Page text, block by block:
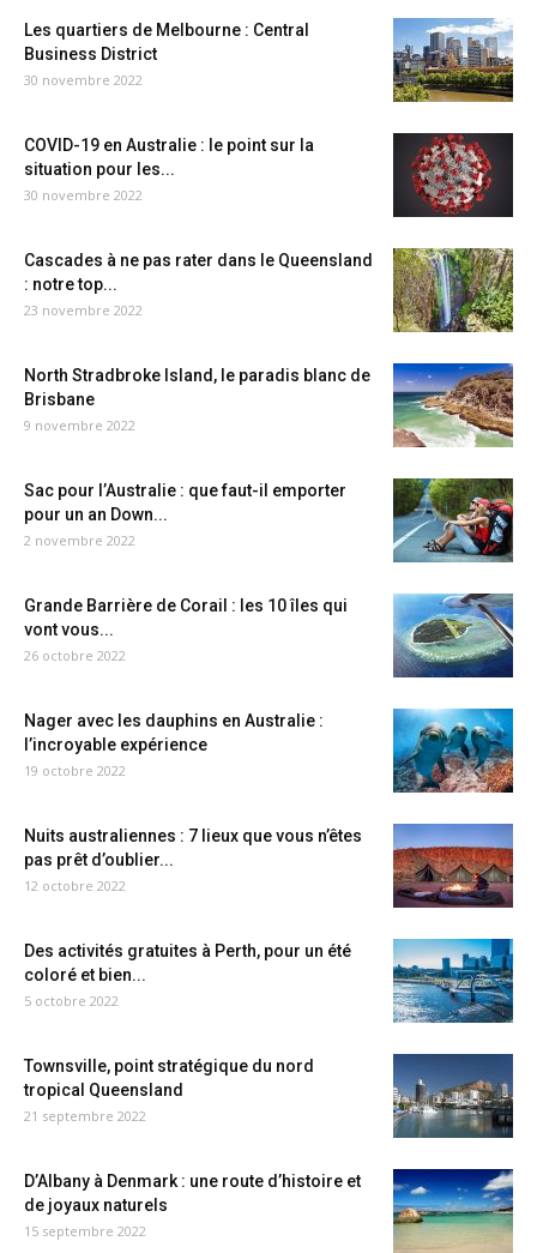
Les quartiers de Melbourne : Central
Business District
30 novembre 2022
COVID-19 en Australie : le point sur la
situation pour les...
30 novembre 2022
Cascades à ne pas rater dans le Queensland
: notre top...
23 novembre 2022
North Stradbroke Island, le paradis blanc de
Brisbane
9 novembre 2022
Sac pour l’Australie : que faut-il emporter
pour un an Down...
2 novembre 2022
Grande Barrière de Corail : les 10 îles qui
vont vous...
26 octobre 2022
Nager avec les dauphins en Australie :
l’incroyable expérience
19 octobre 2022
Nuits australiennes : 7 lieux que vous n’êtes
pas prêt d’oublier...
12 octobre 2022
Des activités gratuites à Perth, pour un été
coloré et bien...
5 octobre 2022
Townsville, point stratégique du nord
tropical Queensland
21 septembre 2022
D’Albany à Denmark : une route d’histoire et
de joyaux naturels
15 septembre 2022